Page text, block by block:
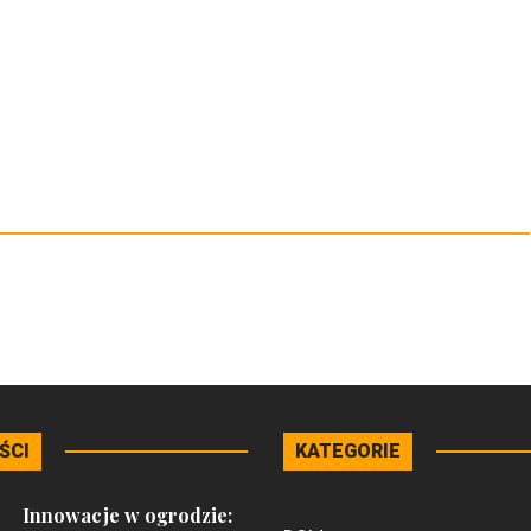
Innowacje w ogrodzie:
KATEGORIE